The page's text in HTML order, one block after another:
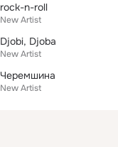
rock-n-roll
New Artist
Djobi, Djoba
New Artist
Черемшина
New Artist